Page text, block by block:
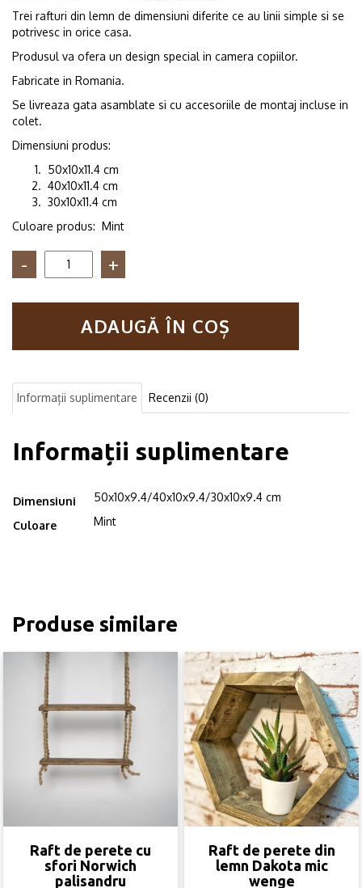
Trei rafturi din lemn de dimensiuni diferite ce au linii simple si se
potrivesc in orice casa.
Produsul va ofera un design special in camera copiilor.
Fabricate in Romania.
Se livreaza gata asamblate si cu accesoriile de montaj incluse in
colet.
Dimensiuni produs:
50x10x11.4 cm
40x10x11.4 cm
30x10x11.4 cm
Culoare produs: Mint
Cantitate
rafturi
camera
Mumbai
mint
ADAUGĂ ÎN COȘ
Informații suplimentare Recenzii (0)
Informații suplimentare
Dimensiuni 50x10x9.4/40x10x9.4/30x10x9.4 cm
Culoare Mint
Produse similare
Raft de perete cu
sfori Norwich
palisandru
Raft de perete din
lemn Dakota mic
wenge